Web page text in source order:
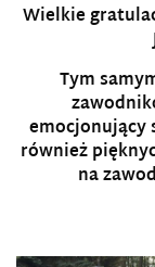
Wielkie
Tym
emocjonujący
również
na